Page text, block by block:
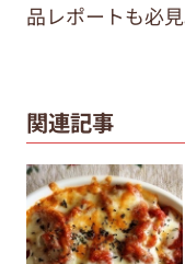
品レポートも必見
関連記事